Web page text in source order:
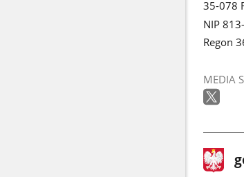
35-078
NIP
Regon
MEDIA
stopka
gov.pl